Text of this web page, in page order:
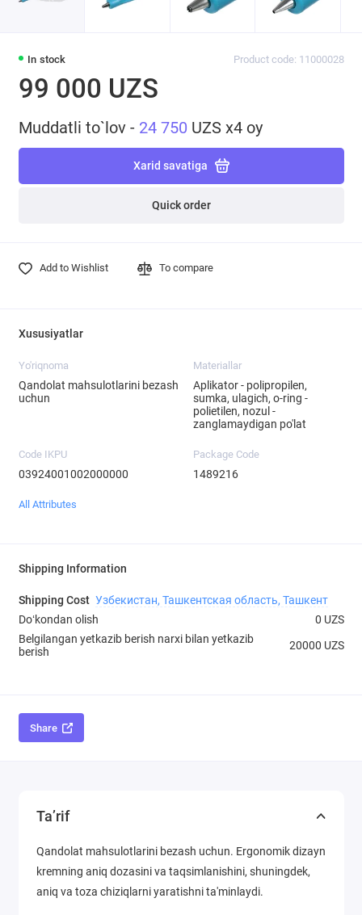
In stock Product code: 11000028
99 000 UZS
Muddatli to`lov - 24 750 UZS x4 oy
Xarid savatiga
Quick order
Add to Wishlist To compare
Xususiyatlar
Yo'riqnoma
Qandolat mahsulotlarini bezash
uchun
Materiallar
Aplikator - polipropilen,
sumka, ulagich, o-ring -
polietilen, nozul -
zanglamaydigan po'lat
Code IKPU
03924001002000000
Package Code
1489216
All Attributes
Shipping Information
Shipping Cost Узбекистан, Ташкентская область, Ташкент
Doʻkondan olish
0 UZS
Belgilangan yetkazib berish narxi bilan yetkazib
berish
20000 UZS
Share
Ta’rif
Qandolat mahsulotlarini bezash uchun. Ergonomik dizayn
kremning aniq dozasini va taqsimlanishini, shuningdek,
aniq va toza chiziqlarni yaratishni ta'minlaydi.